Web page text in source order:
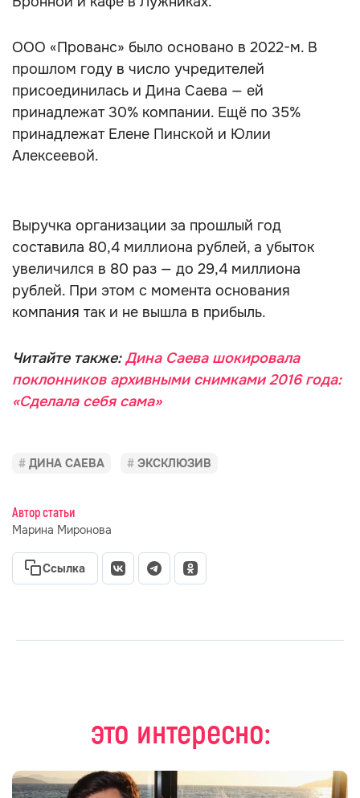
ООО «Прованс» было основано в 2022-м. В
прошлом году в число учредителей
присоединилась и Дина Саева — ей
принадлежат 30% компании. Ещё по 35%
принадлежат Елене Пинской и Юлии
Алексеевой.
Выручка организации за прошлый год
составила 80,4 миллиона рублей, а убыток
увеличился в 80 раз — до 29,4 миллиона
рублей. При этом с момента основания
компания так и не вышла в прибыль.
Читайте также:Дина Саева шокировала
поклонников архивными снимками 2016 года:
«Сделала себя сама»
ДИНА САЕВА ЭКСКЛЮЗИВ
Автор статьи
Марина Миронова
Ссылка
это интересно: